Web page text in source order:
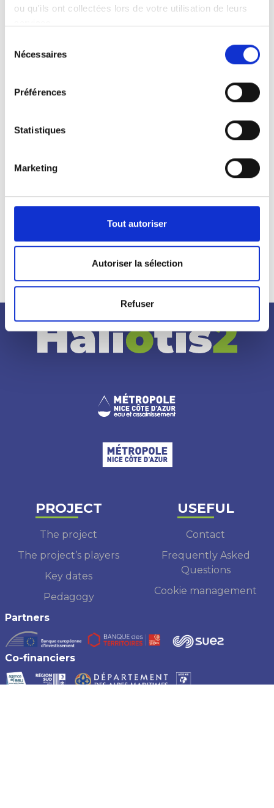
ou qu'ils ont collectées lors de votre utilisation de leurs
Nécessaires
Préférences
Statistiques
Marketing
Tout autoriser
Autoriser la sélection
Refuser
PROJECT
The project
The project’s players
Key dates
Pedagogy
USEFUL
Contact
Frequently Asked
Questions
Cookie management
Partners
Co-financiers